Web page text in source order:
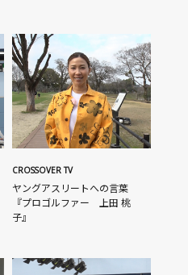
CROSSOVER TV
ヤングアスリートへの言葉
『プロゴルファー 上田 桃
子』